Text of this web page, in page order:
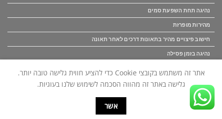
נהיגה תחת השפעת סמים
מהירות מופרזת
חישוב פיצויים מהיר בתאונות דרכים לאחר תאונה
נהיגה בזמן פסילה
לצלם.
אתר זה משתמש בקובצי Cookie כדי להציע חווית גלישה טובה יותר.
גלישה באתר זה מהווה הסכמה לשימוש שלנו בעוגיות.
אשר